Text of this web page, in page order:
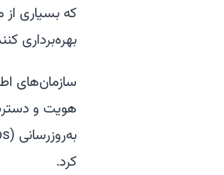
که بسیاری
بهره‌برداری
سازمان‌های
هویت و
کرد.